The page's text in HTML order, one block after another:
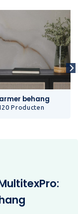
behang
Producten